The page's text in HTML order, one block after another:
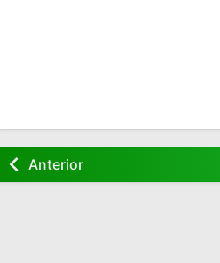
Anterior